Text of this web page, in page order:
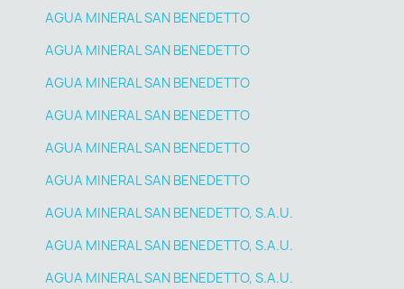
AGUA MINERAL SAN BENEDETTO
AGUA MINERAL SAN BENEDETTO
AGUA MINERAL SAN BENEDETTO
AGUA MINERAL SAN BENEDETTO
AGUA MINERAL SAN BENEDETTO
AGUA MINERAL SAN BENEDETTO
AGUA MINERAL SAN BENEDETTO, S.A.U.
AGUA MINERAL SAN BENEDETTO, S.A.U.
AGUA MINERAL SAN BENEDETTO, S.A.U.